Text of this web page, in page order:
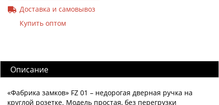
Доставка и самовывоз
Купить оптом
Описание
«Фабрика замков» FZ 01 – недорогая дверная ручка на
круглой розетке. Модель простая, без перегрузки